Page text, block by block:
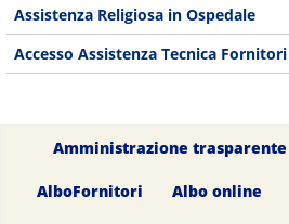
Assistenza Religiosa in Ospedale
Accesso Assistenza Tecnica Fornitori
Amministrazione trasparente
AlboFornitori Albo online